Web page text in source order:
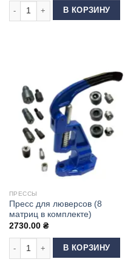
Количество товара
В КОРЗИНУ
ПРЕССЫ
Пресс для люверсов (8
матриц в комплекте)
2730.00 ₴
Количество товара Пресс для
В КОРЗИНУ